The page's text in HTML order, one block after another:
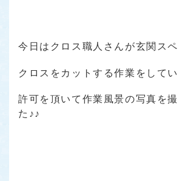
今日はクロス職人さんが玄関ス
クロスをカットする作業をしてい
許可を頂いて作業風景の写真を
た♪♪